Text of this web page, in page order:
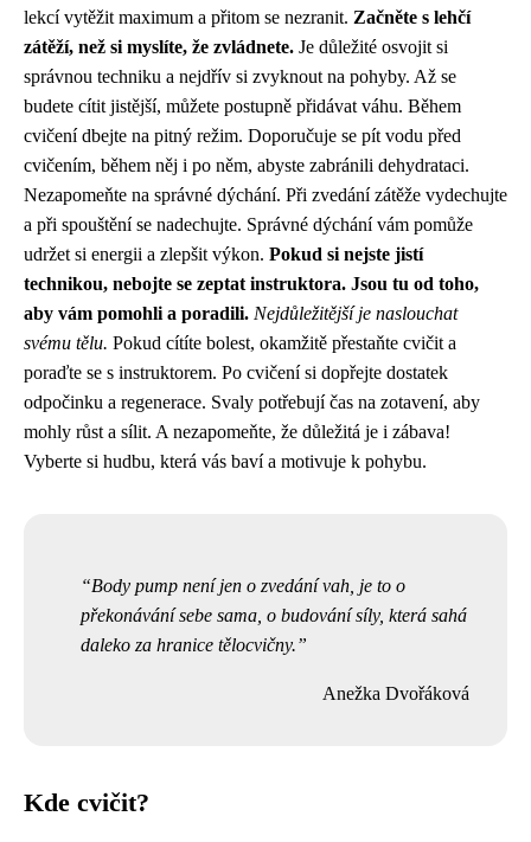
lekcí vytěžit maximum a přitom se nezranit. Začněte s lehčí
zátěží, než si myslíte, že zvládnete. Je důležité osvojit si
správnou techniku a nejdřív si zvyknout na pohyby. Až se
budete cítit jistější, můžete postupně přidávat váhu. Během
cvičení dbejte na pitný režim. Doporučuje se pít vodu před
cvičením, během něj i po něm, abyste zabránili dehydrataci.
Nezapomeňte na správné dýchání. Při zvedání zátěže vydechujte
a při spouštění se nadechujte. Správné dýchání vám pomůže
udržet si energii a zlepšit výkon. Pokud si nejste jistí
technikou, nebojte se zeptat instruktora. Jsou tu od toho,
aby vám pomohli a poradili. Nejdůležitější je naslouchat
svému tělu. Pokud cítíte bolest, okamžitě přestaňte cvičit a
poraďte se s instruktorem. Po cvičení si dopřejte dostatek
odpočinku a regenerace. Svaly potřebují čas na zotavení, aby
mohly růst a sílit. A nezapomeňte, že důležitá je i zábava!
Vyberte si hudbu, která vás baví a motivuje k pohybu.
Body pump není jen o zvedání vah, je to o
překonávání sebe sama, o budování síly, která sahá
daleko za hranice tělocvičny.
Anežka Dvořáková
Kde cvičit?